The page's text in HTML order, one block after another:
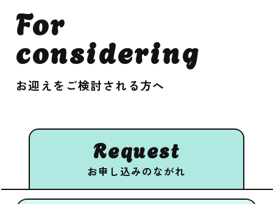
For
considering
お迎えをご検討される方へ
Request
お申し込みのながれ